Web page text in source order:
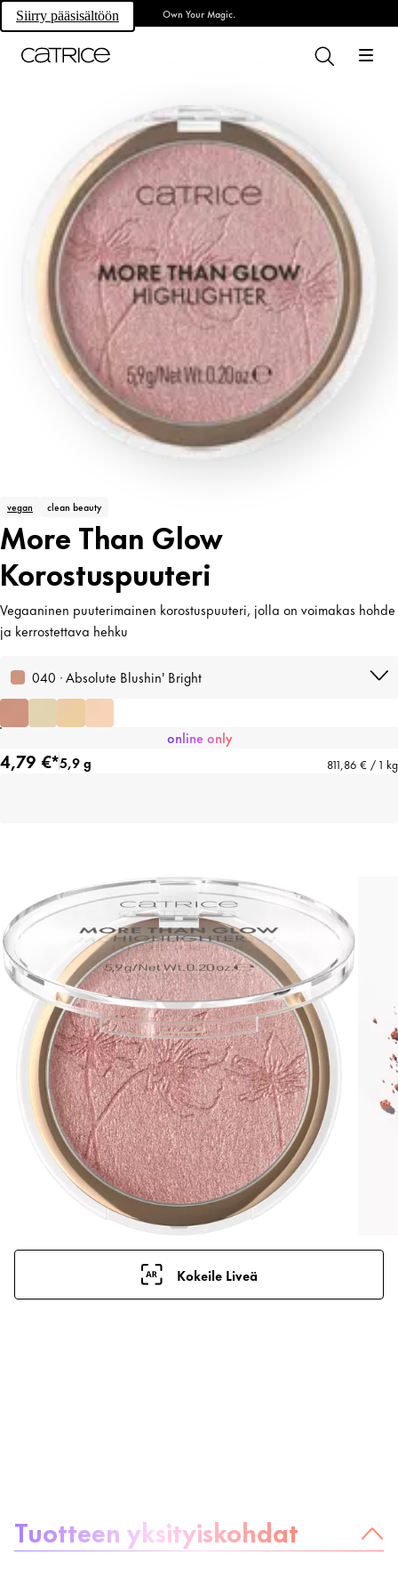
Siirry pääsisältöön Own Your Magic.
vegan clean beauty
More Than Glow
Korostuspuuteri
Vegaaninen puuterimainen korostuspuuteri, jolla on voimakas hohde
ja kerrostettava hehku
040 · Absolute Blushin' Bright
online only
4,79 €*5,9 g 811,86 € / 1 kg
Kokeile Liveä
Tuotteen yksityiskohdat